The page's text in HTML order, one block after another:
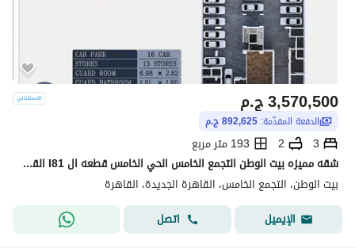
ج.م3,570,500
الدفعة المقدّمة: 892,625 ج.م
3
2
193 متر مربع
شقه مميزه بيت الوطن التجمع الخامس الحي الخامس قطعه ال I81 القاهره
بيت الوطن، التجمع الخامس، القاهرة الجديدة، القاهرة
الإيميل
اتصل